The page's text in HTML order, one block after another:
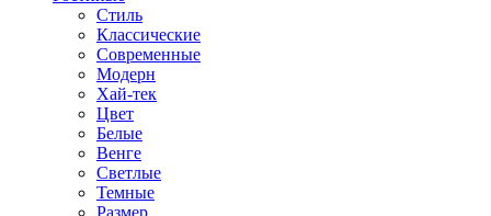
Стиль
Классические
Современные
Модерн
Хай-тек
Цвет
Белые
Венге
Светлые
Темные
Размер